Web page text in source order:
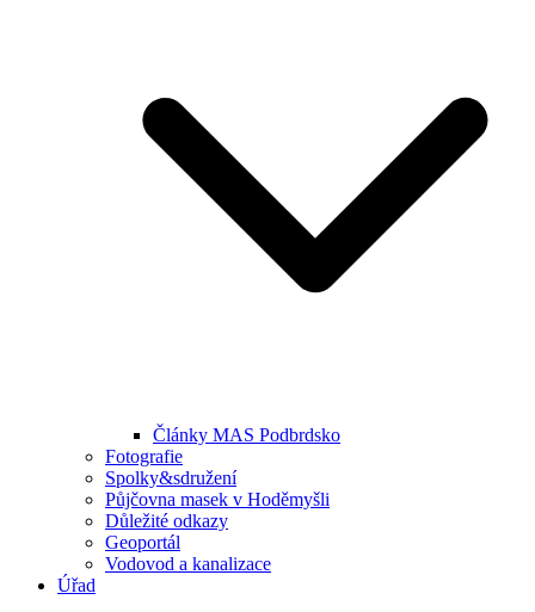
Články MAS Podbrdsko
Fotografie
Spolky&sdružení
Půjčovna masek v Hoděmyšli
Důležité odkazy
Geoportál
Vodovod a kanalizace
Úřad